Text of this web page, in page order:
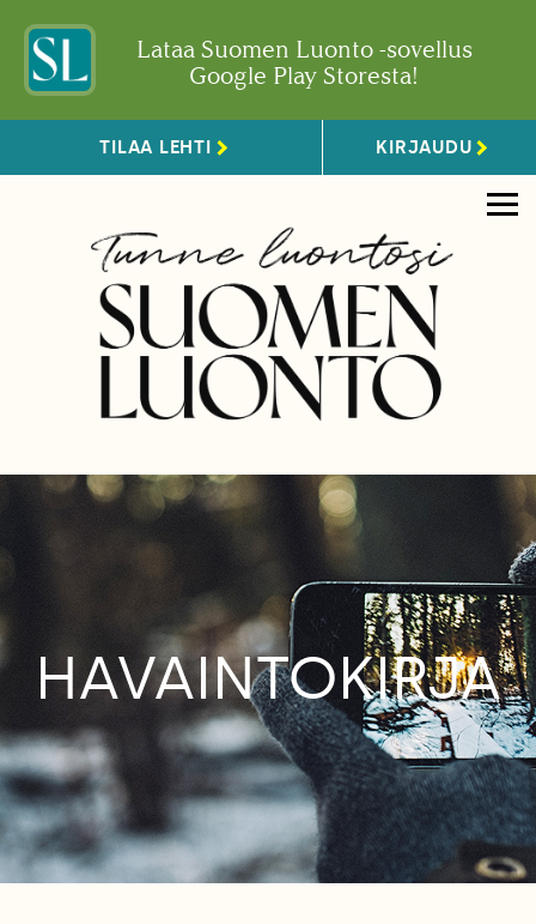
Lataa Suomen Luonto -sovellus
Google Play Storesta!
TILAA LEHTI KIRJAUDU
HAVAINTOKIRJA